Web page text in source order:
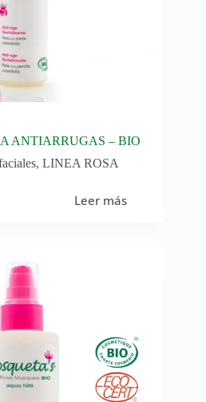
ANTIARRUGAS – BIO
, LINEA ROSA
Leer más